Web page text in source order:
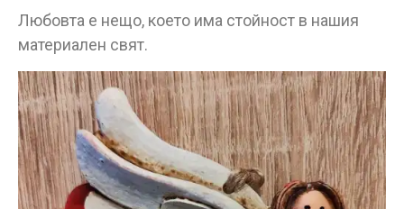
Любовта е нещо, което има стойност в нашия
материален свят.